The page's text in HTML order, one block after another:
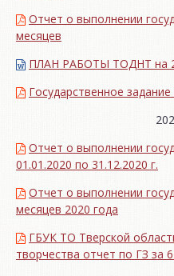
Отчет о выполнении
месяцев
ПЛАН РАБОТЫ ТОДНТ на
Государственное
Отчет о выполнении
01.01.2020 по 31.12.2020 г.
Отчет о выполнении
месяцев 2020 года
ГБУК ТО Тверской
творчества отчет по ГЗ за